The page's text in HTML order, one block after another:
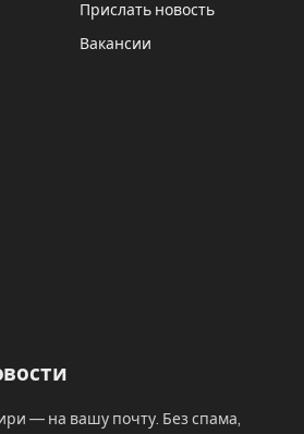
Прислать новость
Вакансии
— на вашу почту. Без спама,